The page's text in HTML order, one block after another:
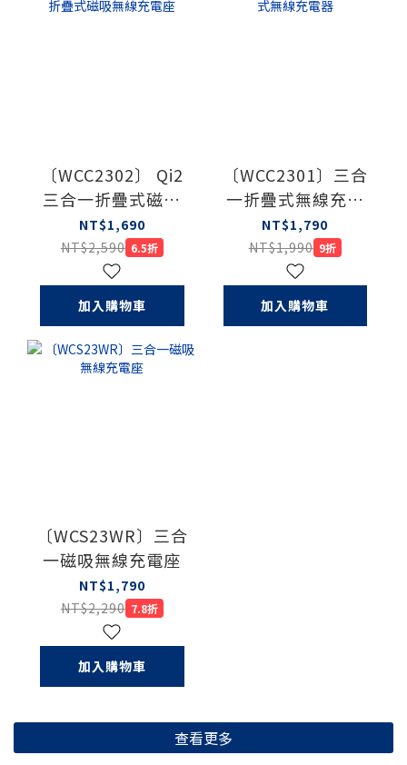
〔WCC2302〕 Qi2
三合一折疊式磁吸
無線充電座
NT$1,690
NT$2,590 6.5折
加入購物車
〔WCC2301〕三合
一折疊式無線充電
器
NT$1,790
NT$1,990 9折
加入購物車
〔WCS23WR〕三合
一磁吸無線充電座
NT$1,790
NT$2,290 7.8折
加入購物車
查看更多